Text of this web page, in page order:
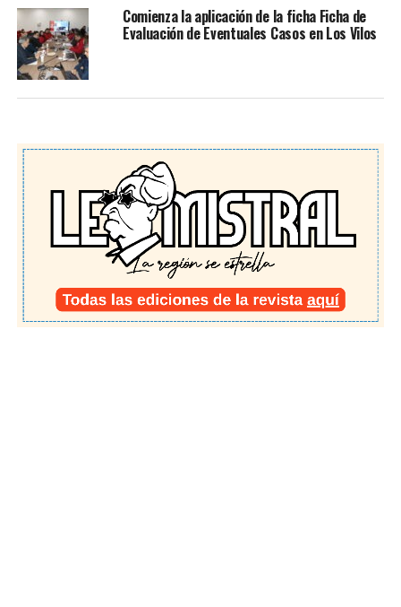
Comienza la aplicación de la ficha Ficha de
Evaluación de Eventuales Casos en Los Vilos